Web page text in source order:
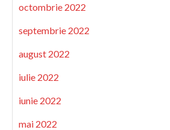
octombrie 2022
septembrie 2022
august 2022
iulie 2022
iunie 2022
mai 2022